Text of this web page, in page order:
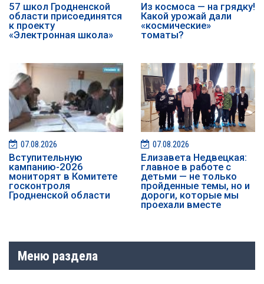
57 школ Гродненской
области присоединятся
к проекту
«Электронная школа»
Из космоса — на грядку!
Какой урожай дали
«космические»
томаты?
07.08.2026
️️Вступительную
кампанию-2026
мониторят в Комитете
госконтроля
Гродненской области
07.08.2026
Елизавета Недвецкая:
главное в работе с
детьми — не только
пройденные темы, но и
дороги, которые мы
проехали вместе
Меню раздела